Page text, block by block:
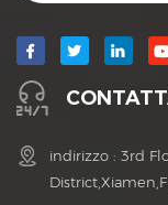
indirizzo : 3rd